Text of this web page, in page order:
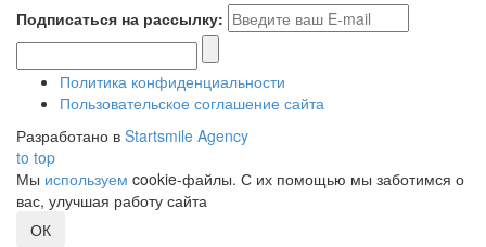
Подписаться на рассылку:
Политика конфиденциальности
Пользовательское соглашение сайта
Разработано в Startsmile Agency
to top
Мы используем cookie-файлы. С их помощью мы заботимся о
вас, улучшая работу сайта
ОК